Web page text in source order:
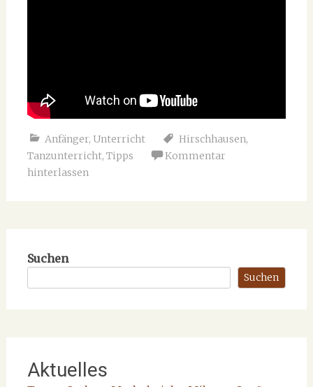
Anfänger, Unterricht Hirschhausen,
Tanzunterricht, Tipps
Kommentar
hinterlassen
Suchen
Suchen
Aktuelles